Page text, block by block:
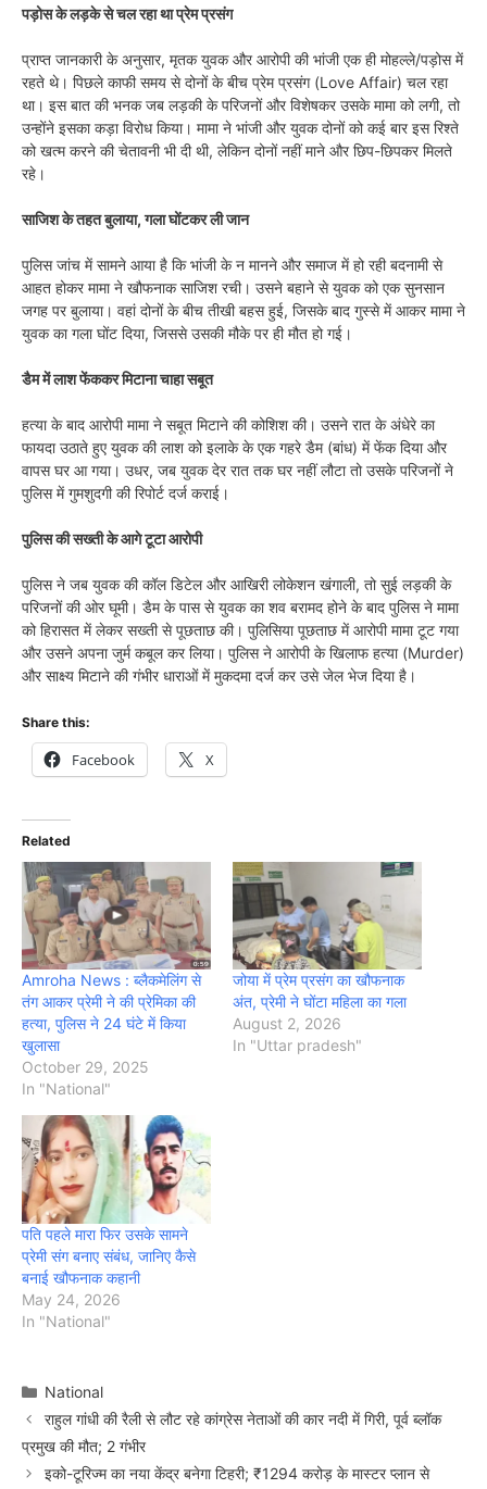
पड़ोस के लड़के से चल रहा था प्रेम प्रसंग
प्राप्त जानकारी के अनुसार, मृतक युवक और आरोपी की भांजी एक ही मोहल्ले/पड़ोस में
रहते थे। पिछले काफी समय से दोनों के बीच प्रेम प्रसंग (Love Affair) चल रहा
था। इस बात की भनक जब लड़की के परिजनों और विशेषकर उसके मामा को लगी, तो
उन्होंने इसका कड़ा विरोध किया। मामा ने भांजी और युवक दोनों को कई बार इस रिश्ते
को खत्म करने की चेतावनी भी दी थी, लेकिन दोनों नहीं माने और छिप-छिपकर मिलते
रहे।
साजिश के तहत बुलाया, गला घोंटकर ली जान
पुलिस जांच में सामने आया है कि भांजी के न मानने और समाज में हो रही बदनामी से
आहत होकर मामा ने खौफनाक साजिश रची। उसने बहाने से युवक को एक सुनसान
जगह पर बुलाया। वहां दोनों के बीच तीखी बहस हुई, जिसके बाद गुस्से में आकर मामा ने
युवक का गला घोंट दिया, जिससे उसकी मौके पर ही मौत हो गई।
डैम में लाश फेंककर मिटाना चाहा सबूत
हत्या के बाद आरोपी मामा ने सबूत मिटाने की कोशिश की। उसने रात के अंधेरे का
फायदा उठाते हुए युवक की लाश को इलाके के एक गहरे डैम (बांध) में फेंक दिया और
वापस घर आ गया। उधर, जब युवक देर रात तक घर नहीं लौटा तो उसके परिजनों ने
पुलिस में गुमशुदगी की रिपोर्ट दर्ज कराई।
पुलिस की सख्ती के आगे टूटा आरोपी
पुलिस ने जब युवक की कॉल डिटेल और आखिरी लोकेशन खंगाली, तो सुई लड़की के
परिजनों की ओर घूमी। डैम के पास से युवक का शव बरामद होने के बाद पुलिस ने मामा
को हिरासत में लेकर सख्ती से पूछताछ की। पुलिसिया पूछताछ में आरोपी मामा टूट गया
और उसने अपना जुर्म कबूल कर लिया। पुलिस ने आरोपी के खिलाफ हत्या (Murder)
और साक्ष्य मिटाने की गंभीर धाराओं में मुकदमा दर्ज कर उसे जेल भेज दिया है।
Share this:
Facebook X
Related
Amroha News : ब्लैकमेलिंग से
तंग आकर प्रेमी ने की प्रेमिका की
हत्या, पुलिस ने 24 घंटे में किया
खुलासा
October 29, 2025
In "National"
जोया में प्रेम प्रसंग का खौफनाक
अंत, प्रेमी ने घोंटा महिला का गला
August 2, 2026
In "Uttar pradesh"
पति पहले मारा फिर उसके सामने
प्रेमी संग बनाए संबंध, जानिए कैसे
बनाई खौफनाक कहानी
May 24, 2026
In "National"
Categories
National
राहुल गांधी की रैली से लौट रहे कांग्रेस नेताओं की कार नदी में गिरी, पूर्व ब्लॉक
प्रमुख की मौत; 2 गंभीर
इको-टूरिज्म का नया केंद्र बनेगा टिहरी; ₹1294 करोड़ के मास्टर प्लान से